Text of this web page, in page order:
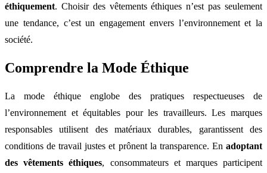
éthiquement. Choisir des vêtements éthiques n’est pas seulement
une tendance, c’est un engagement envers l’environnement et la
société.
Comprendre la Mode Éthique
La mode éthique englobe des pratiques respectueuses de
l’environnement et équitables pour les travailleurs. Les marques
responsables utilisent des matériaux durables, garantissent des
conditions de travail justes et prônent la transparence. En adoptant
des vêtements éthiques, consommateurs et marques participent